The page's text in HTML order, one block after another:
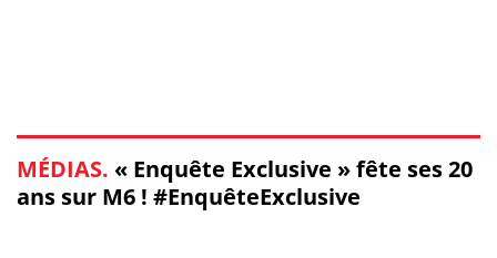
MÉDIAS. « Enquête Exclusive » fête ses 20
ans sur M6 ! #EnquêteExclusive